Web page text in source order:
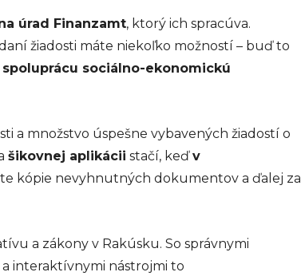
úrad Finanzamt, ktorý ich spracúva.
žiadosti máte niekoľko možností – buď to
spoluprácu sociálno-ekonomickú
a množstvo úspešne vybavených žiadostí o
šikovnej aplikácii stačí, keďv
kópie nevyhnutných dokumentov a ďalej za
a zákony v Rakúsku. So správnymi
a interaktívnymi nástrojmi to